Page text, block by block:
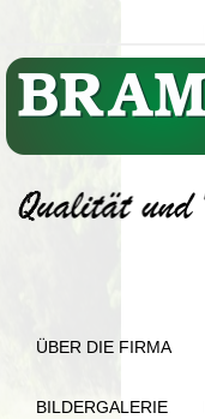
ÜBER DIE FIRMA
BILDERGALERIE